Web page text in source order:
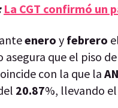
La CGT confirmó un
enero y febrero
asegura que el piso
con la que la
20.87%, llevando